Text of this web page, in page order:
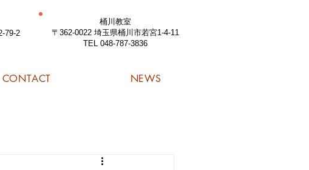
79-2
桶川教室
〒362-0022 埼玉県桶川市若宮1-4-11
TEL 048-787-3836
CONTACT NEWS